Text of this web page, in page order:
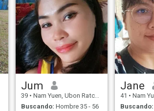
Jum
39 • Nam Yuen, Ubon Ratchathani, Tailandia
Buscando: Hombre 35 - 56
Jane
41 • Nam Yuen,
Buscando: